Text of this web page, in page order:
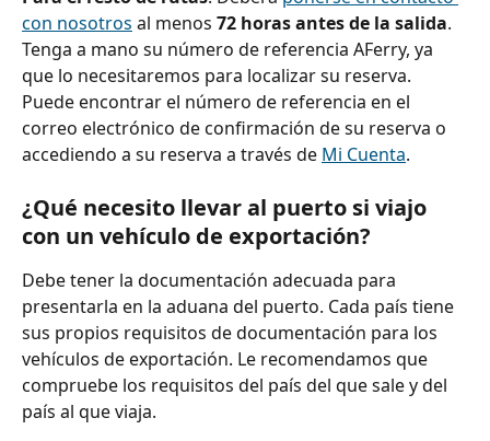
con nosotros al menos 72 horas antes de la salida.
Tenga a mano su número de referencia AFerry, ya
que lo necesitaremos para localizar su reserva.
Puede encontrar el número de referencia en el
correo electrónico de confirmación de su reserva o
accediendo a su reserva a través de Mi Cuenta.
¿Qué necesito llevar al puerto si viajo
con un vehículo de exportación?
Debe tener la documentación adecuada para
presentarla en la aduana del puerto. Cada país tiene
sus propios requisitos de documentación para los
vehículos de exportación. Le recomendamos que
compruebe los requisitos del país del que sale y del
país al que viaja.